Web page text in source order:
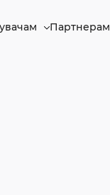
Партнерам